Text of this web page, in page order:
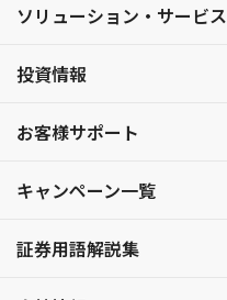
ソリューション・サービス
投資情報
お客様サポート
キャンペーン一覧
証券用語解説集